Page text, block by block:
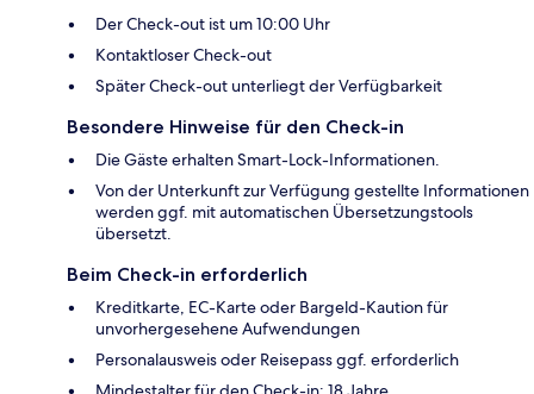
Der Check-out ist um 10:00 Uhr
Kontaktloser Check-out
Später Check-out unterliegt der Verfügbarkeit
Besondere Hinweise für den Check-in
Die Gäste erhalten Smart-Lock-Informationen.
Von der Unterkunft zur Verfügung gestellte Informationen
werden ggf. mit automatischen Übersetzungstools
übersetzt.
Beim Check-in erforderlich
Kreditkarte, EC-Karte oder Bargeld-Kaution für
unvorhergesehene Aufwendungen
Personalausweis oder Reisepass ggf. erforderlich